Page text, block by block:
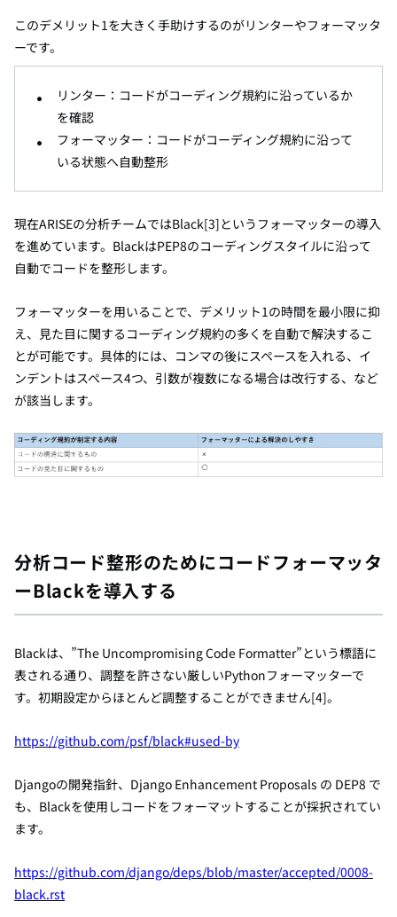
このデメリット1を大きく手助けするのがリンターやフォーマッタ
ーです。
リンター：コードがコーディング規約に沿っているか
を確認
フォーマッター：コードがコーディング規約に沿って
いる状態へ自動整形
現在ARISEの分析チームではBlack[3]というフォーマッターの導入
を進めています。BlackはPEP8のコーディングスタイルに沿って
自動でコードを整形します。
フォーマッターを用いることで、デメリット1の時間を最小限に抑
え、見た目に関するコーディング規約の多くを自動で解決するこ
とが可能です。具体的には、コンマの後にスペースを入れる、イ
ンデントはスペース4つ、引数が複数になる場合は改行する、など
が該当します。
分析コード整形のためにコードフォーマッタ
ーBlackを導入する
Blackは、”The Uncompromising Code Formatter”という標語に
表される通り、調整を許さない厳しいPythonフォーマッターで
す。初期設定からほとんど調整することができません[4]。
https://github.com/psf/black#used-by
Djangoの開発指針、Django Enhancement Proposals の DEP8 で
も、Blackを使用しコードをフォーマットすることが採択されてい
ます。
https://github.com/django/deps/blob/master/accepted/0008-
black.rst